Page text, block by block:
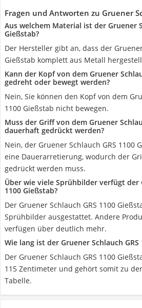
Fragen und Antworten zu Gruener
Aus welchem Material ist der Gruener
Gießstab?
Der Hersteller gibt an, dass der
Gießstab komplett aus Metall
Kann der Kopf von dem Gruener
gedreht oder bewegt werden?
Nein, Sie können den Kopf von dem
1100 Gießstab nicht bewegen.
Muss der Griff von dem Gruener
dauerhaft gedrückt werden?
Nein, der Gruener Schlauch GRS 1100
eine Dauerarretierung, wodurch der
gedrückt werden muss.
Über wie viele Sprühbilder verfügt der
1100 Gießstab?
Der Gruener Schlauch GRS 1100
Sprühbilder ausgestattet. Andere
verfügen über deutlich mehr.
Wie lang ist der Gruener Schlauch GRS
Der Gruener Schlauch GRS 1100
115 Zentimeter und gehört somit zu
Tabelle.